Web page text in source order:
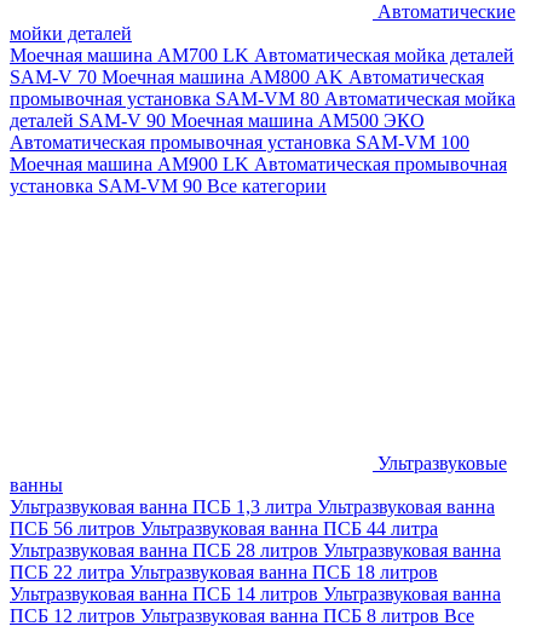
Автоматические
мойки деталей
Моечная машина AM700 LK Автоматическая мойка деталей
SAM-V 70 Моечная машина АМ800 AK Автоматическая
промывочная установка SAM-VM 80 Автоматическая мойка
деталей SAM-V 90 Моечная машина АМ500 ЭКО
Автоматическая промывочная установка SAM-VM 100
Моечная машина AM900 LK Автоматическая промывочная
установка SAM-VM 90 Все категории
Ультразвуковые
ванны
Ультразвуковая ванна ПСБ 1,3 литра Ультразвуковая ванна
ПСБ 56 литров Ультразвуковая ванна ПСБ 44 литра
Ультразвуковая ванна ПСБ 28 литров Ультразвуковая ванна
ПСБ 22 литра Ультразвуковая ванна ПСБ 18 литров
Ультразвуковая ванна ПСБ 14 литров Ультразвуковая ванна
ПСБ 12 литров Ультразвуковая ванна ПСБ 8 литров Все